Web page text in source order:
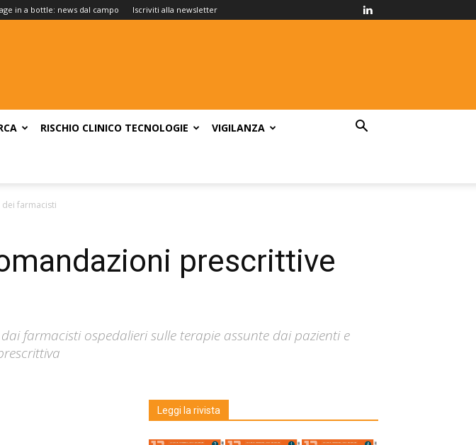
in a bottle: news dal campo Iscriviti alla newsletter
RISCHIO CLINICO TECNOLOGIE VIGILANZA
farmacisti
prescrittive
farmacisti ospedalieri sulle terapie assunte dai pazienti e
Leggi la rivista